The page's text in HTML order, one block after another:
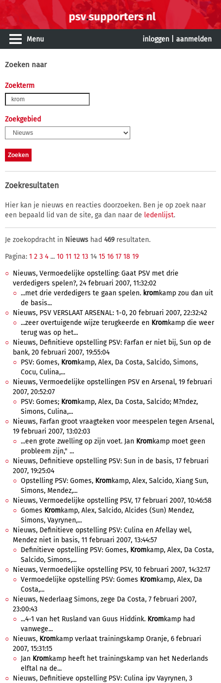
Menu inloggen aanmelden
Zoeken naar
Zoekterm
Zoekgebied
Zoekresultaten
Hier kan je nieuws en reacties doorzoeken. Ben je op zoek naar
een bepaald lid van de site, ga dan naar de ledenlijst.
Je zoekopdracht in Nieuws had 469resultaten.
Pagina: 1 2 3 4 ... 10 11 12 13 14 15 16 17 18 19
Nieuws, Vermoedelijke opstelling: Gaat PSV met drie
verdedigers spelen?, 24 februari 2007, 11:32:02
...met drie verdedigers te gaan spelen. kromkamp zou dan uit
de basis...
Nieuws, PSV VERSLAAT ARSENAL: 1-0, 20 februari 2007, 22:32:42
...zeer overtuigende wijze terugkeerde en Kromkamp die weer
terug was op het...
Nieuws, Definitieve opstelling PSV: Farfan er niet bij, Sun op de
bank, 20 februari 2007, 19:55:04
PSV: Gomes, Kromkamp, Alex, Da Costa, Salcido, Simons,
Cocu, Culina,...
Nieuws, Vermoedelijke opstellingen PSV en Arsenal, 19 februari
2007, 20:52:07
PSV: Gomes; Kromkamp, Alex, Da Costa, Salcido; M?ndez,
Simons, Culina,...
Nieuws, Farfan groot vraagteken voor meespelen tegen Arsenal,
19 februari 2007, 13:02:03
...een grote zwelling op zijn voet. Jan Kromkamp moet geen
probleem zijn," ...
Nieuws, Definitieve opstelling PSV: Sun in de basis, 17 februari
2007, 19:25:04
Opstelling PSV: Gomes, Kromkamp, Alex, Salcido, Xiang Sun,
Simons, Mendez,...
Nieuws, Vermoedelijke opstelling PSV, 17 februari 2007, 10:46:58
Gomes Kromkamp, Alex, Salcido, Alcides (Sun) Mendez,
Simons, Vayrynen,...
Nieuws, Definitieve opstelling PSV: Culina en Afellay wel,
Mendez niet in basis, 11 februari 2007, 13:44:57
Definitieve opstelling PSV: Gomes, Kromkamp, Alex, Da Costa,
Salcido, Simons,...
Nieuws, Vermoedelijke opstelling PSV, 10 februari 2007, 14:32:17
Vermoedelijke opstelling PSV: Gomes Kromkamp, Alex, Da
Costa,...
Nieuws, Nederlaag Simons, zege Da Costa, 7 februari 2007,
23:00:43
...4-1 van het Rusland van Guus Hiddink. Kromkamp had
vanwege...
Nieuws, Kromkamp verlaat trainingskamp Oranje, 6 februari
2007, 15:31:15
Jan Kromkamp heeft het trainingskamp van het Nederlands
elftal na de...
Nieuws, Definitieve opstelling PSV: Culina ipv Vayrynen, 3